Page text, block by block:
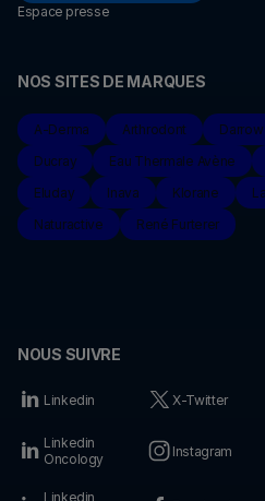
Espace presse
NOS SITES DE MARQUES
A-Derma Arthrodont Darrow
Ducray
Eau Thermale Avène
Eluday
Inava Klorane
Naturactive
René Furterer
NOUS SUIVRE
Linkedin X-Twitter
Linkedin
Oncology
Instagram
Linkedin